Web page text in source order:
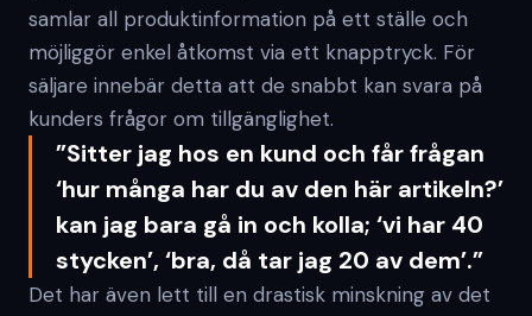
samlar all produktinformation på ett ställe och
möjliggör enkel åtkomst via ett knapptryck. För
säljare innebär detta att de snabbt kan svara på
kunders frågor om tillgänglighet.
”Sitter jag hos en kund och får frågan
‘hur många har du av den här artikeln?’
kan jag bara gå in och kolla; ‘vi har 40
stycken’, ‘bra, då tar jag 20 av dem’.”
Det har även lett till en drastisk minskning av det